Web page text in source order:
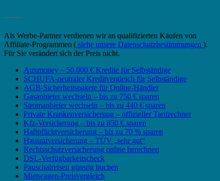
Als Werbe-Partner verdienen wir an qualifizierten Käufen von
Affiliate-Programmen ( siehe unsere Datenschutzbestimmungen ).
Für Sie verändert sich der Preis nicht.
Auxmoney – 50.000 € Kredite für Selbständige
SCHUFA-neutraler Kreditvergleich für Selbständige
AGB-Sicherheitspakete für Online-Händler
Gasanbieter wechseln – bis zu 750 € sparen
Stromanbieter wechseln – bis zu 440 € sparen
Private Krankenversicherung – offizieller Tarifrechner
Kfz-Versicherung – bis zu 850 € sparen
Haftpflichtversicherung – bis zu 70 % sparen
Hausratversicherung – TÜV „sehr gut“
Rechtsschutzversicherung online berechnen
DSL-Verfügbarkeitscheck
Pauschalreisen günstig buchen
Mietwagen-Preisvergleich